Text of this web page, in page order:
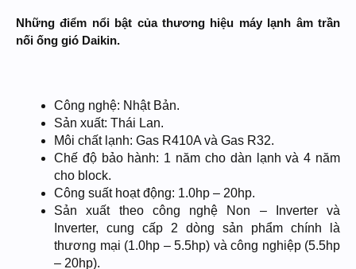
Những điểm nổi bật của thương hiệu máy lạnh âm trần
nối ống gió Daikin.
Công nghệ: Nhật Bản.
Sản xuất: Thái Lan.
Môi chất lạnh: Gas R410A và Gas R32.
Chế độ bảo hành: 1 năm cho dàn lạnh và 4 năm
cho block.
Công suất hoạt động: 1.0hp – 20hp.
Sản xuất theo công nghệ Non – Inverter và
Inverter, cung cấp 2 dòng sản phẩm chính là
thương mại (1.0hp – 5.5hp) và công nghiệp (5.5hp
– 20hp).